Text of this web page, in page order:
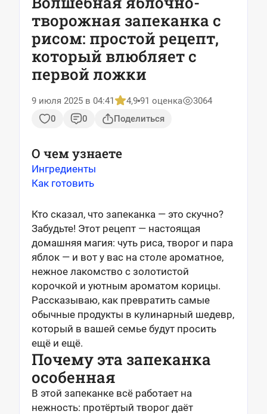
творожная запеканка с
рисом: простой рецепт,
который влюбляет с
первой ложки
9 июля 2025 в 04:41 4,9 91 оценка
3064
0
0 Поделиться
О чем узнаете
Ингредиенты
Как готовить
Кто сказал, что запеканка — это скучно?
Забудьте! Этот рецепт — настоящая
домашняя магия: чуть риса, творог и пара
яблок — и вот у вас на столе ароматное,
нежное лакомство с золотистой
корочкой и уютным ароматом корицы.
Рассказываю, как превратить самые
обычные продукты в кулинарный шедевр,
который в вашей семье будут просить
ещё и ещё.
Почему эта запеканка
особенная
В этой запеканке всё работает на
нежность: протёртый творог даёт